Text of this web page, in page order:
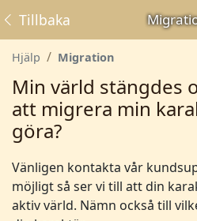
Tillbaka
Hjälp Migration
Min värld stängdes
att migrera min
göra?
Vänligen kontakta vår
möjligt så ser vi till att din
aktiv värld. Nämn också till